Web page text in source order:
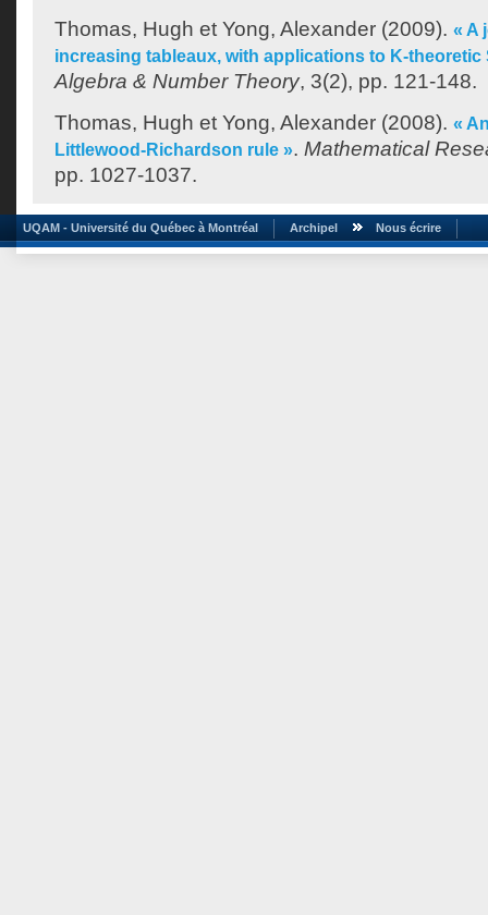
Thomas, Hugh et Yong, Alexander (2009). « A
increasing tableaux, with applications to K-
Algebra & Number Theory, 3(2), pp. 121-148.
Thomas, Hugh et Yong, Alexander (2008). «
Littlewood-Richardson rule ». Mathematical
pp. 1027-1037.
UQAM - Université du Québec à Montréal Archipel Nous écrire